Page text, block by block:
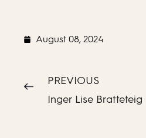
August 08, 2024
PREVIOUS
Inger Lise Bratteteig